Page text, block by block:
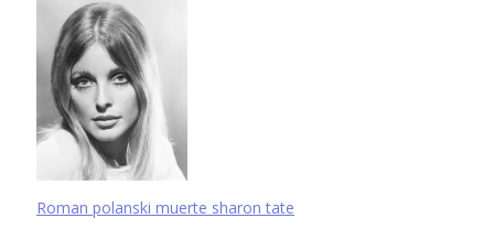
Roman polanski muerte sharon tate